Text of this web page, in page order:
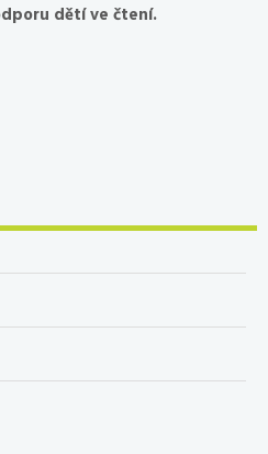
dětí ve čtení.